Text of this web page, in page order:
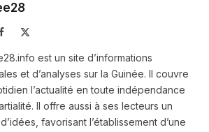
Facebook
est un site d’informations
et d’analyses sur la Guinée. Il couvre
l’actualité en toute indépendance
Il offre aussi à ses lecteurs un
favorisant l’établissement d’une